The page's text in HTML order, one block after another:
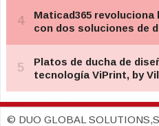
© DUO GLOBAL